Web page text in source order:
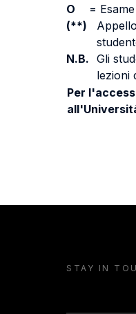
O
=
(**)
N.B. Gli
lezioni
Per
STAY IN